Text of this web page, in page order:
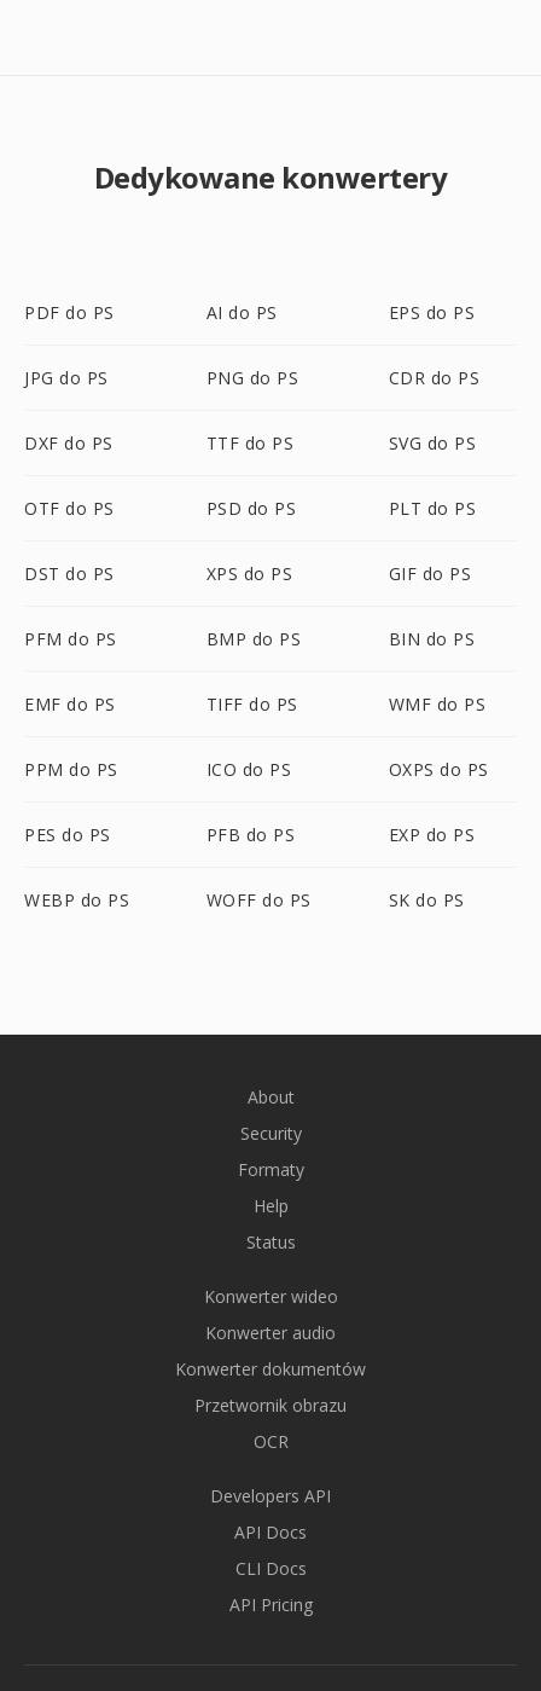
Dedykowane konwertery
PDF do PS AI do PS EPS do PS
JPG do PS PNG do PS CDR do PS
DXF do PS TTF do PS SVG do PS
OTF do PS PSD do PS PLT do PS
DST do PS XPS do PS GIF do PS
PFM do PS BMP do PS BIN do PS
EMF do PS TIFF do PS WMF do PS
PPM do PS ICO do PS OXPS do PS
PES do PS PFB do PS EXP do PS
WEBP do PS WOFF do PS SK do PS
About
Security
Formaty
Help
Status
Konwerter wideo
Konwerter audio
Konwerter dokumentów
Przetwornik obrazu
OCR
Developers API
API Docs
CLI Docs
API Pricing